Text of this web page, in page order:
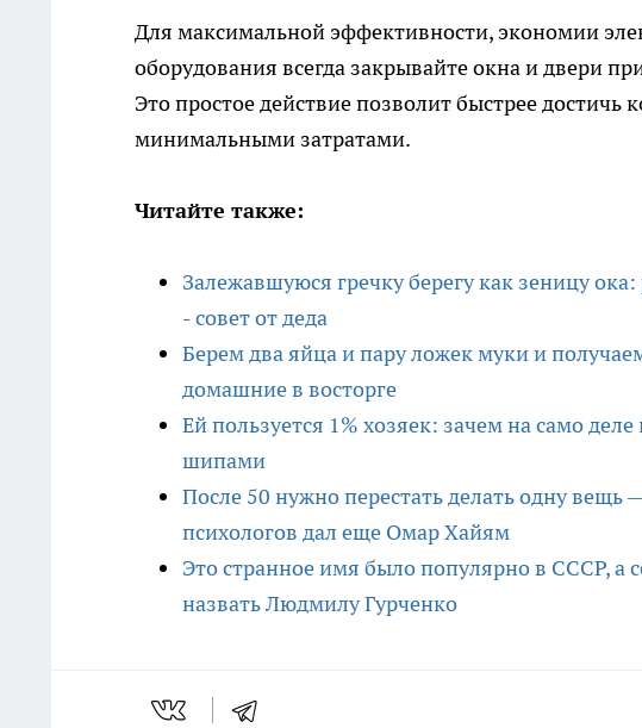
Для максимальной эффективности, экономии
оборудования всегда закрывайте окна и двери
Это простое действие позволит быстрее
минимальными затратами.
Читайте также:
Залежавшуюся гречку берегу как зеницу
- совет от деда
Берем два яйца и пару ложек муки и
домашние в восторге
Ей пользуется 1% хозяек: зачем на само
шипами
После 50 нужно перестать делать одну
психологов дал еще Омар Хайям
Это странное имя было популярно в СССР, а
назвать Людмилу Гурченко